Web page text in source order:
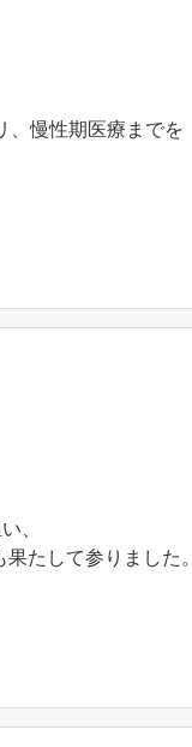
、慢性期医療までを
、
たして参りました。